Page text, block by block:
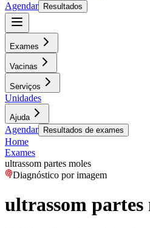
Agendar
Resultados
Exames
Vacinas
Serviços
Unidades
Ajuda
Agendar Resultados de exames
Home
Exames
ultrassom partes moles
Diagnóstico por imagem
ultrassom partes